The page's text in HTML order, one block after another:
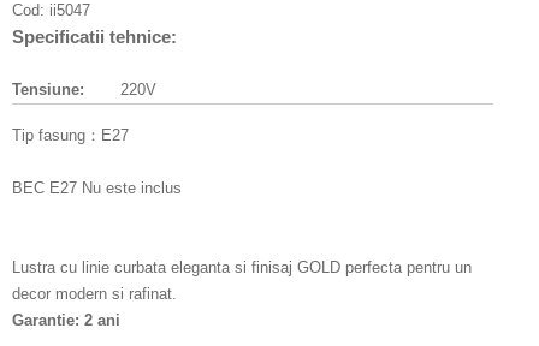
Cod: ii5047
Specificatii tehnice:
Tensiune: 220V
Tip fasung：E27
BEC E27 Nu este inclus
Lustra cu linie curbata eleganta si finisaj GOLD perfecta pentru un
decor modern si rafinat.
Garantie: 2 ani